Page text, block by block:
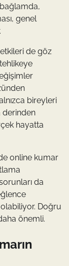
genel
etkileri de göz
bireyleri
derinden
hayatta
online kumar
da
Doğru
önemli.